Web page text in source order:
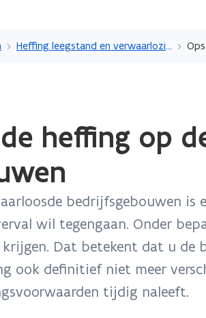
Heffing leegstand en verwaarlozing van bedrijfsgebouwen
heffing op
bedrijfsgebouwen is
wil tegengaan. Onder
Dat betekent dat u de
ook definitief niet meer
tijdig naleeft.